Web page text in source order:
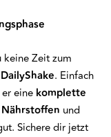
keine Zeit zum
DailyShake. Einfach
eine komplette
Nährstoffen und
Sichere dir jetzt